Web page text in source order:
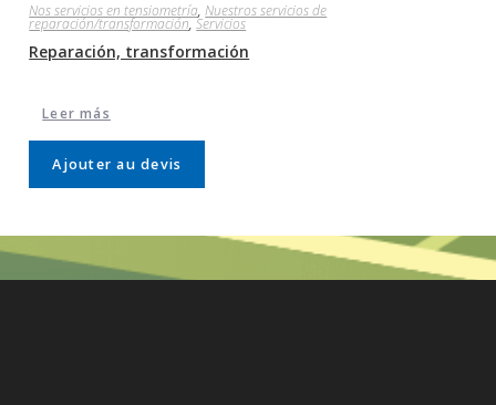
Nos servicios en tensiometría,Nuestros servicios de
reparación/transformación,Servicios
Reparación, transformación
Leer más
Ajouter au devis